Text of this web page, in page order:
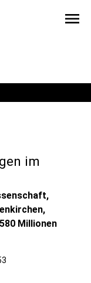
menu
im
Millionen